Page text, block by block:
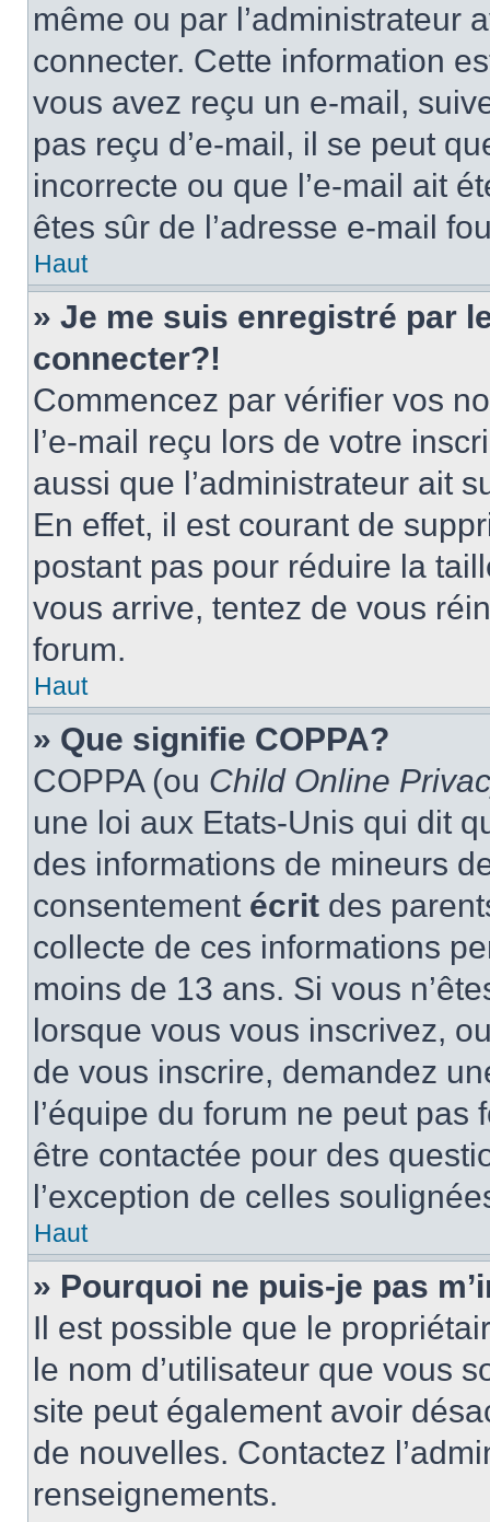
même ou par l’administrateur
connecter. Cette information
vous avez reçu un e-mail,
pas reçu d’e-mail, il se peut
incorrecte ou que l’e-mail ait
êtes sûr de l’adresse e-mail
Haut
» Je me suis enregistré par
connecter?!
Commencez par vérifier vos
l’e-mail reçu lors de votre
aussi que l’administrateur ait
En effet, il est courant de
postant pas pour réduire la
vous arrive, tentez de vous
forum.
Haut
» Que signifie COPPA?
COPPA (ou Child Online
une loi aux Etats-Unis qui dit
des informations de mineurs
consentement écrit des
collecte de ces informations
moins de 13 ans. Si vous
lorsque vous vous inscrivez,
de vous inscrire, demandez
l’équipe du forum ne peut
être contactée pour des
l’exception de celles
Haut
» Pourquoi ne puis-je pas
Il est possible que le
le nom d’utilisateur que vous
site peut également avoir
de nouvelles. Contactez
renseignements.